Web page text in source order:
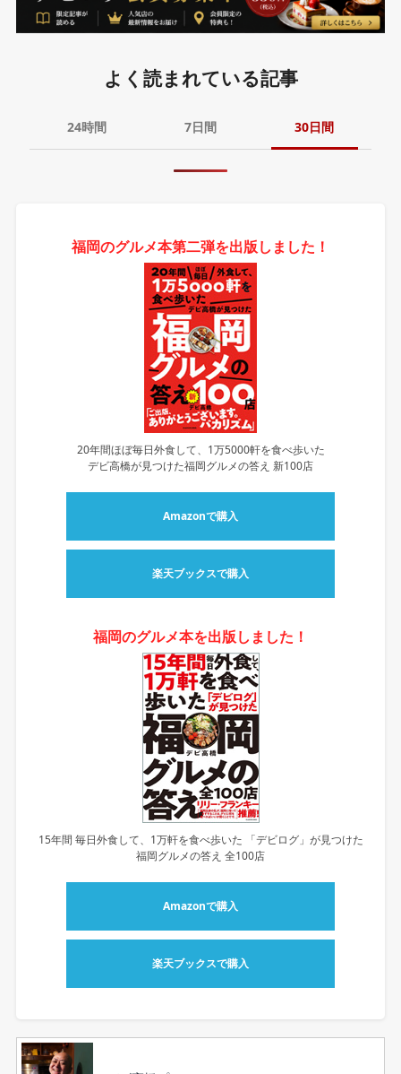
よく読まれている記事
24時間 7日間 30日間
福岡のグルメ本第二弾を出版しました！
20年間ほぼ毎日外食して、1万5000軒を食べ歩いた
デビ高橋が見つけた福岡グルメの答え 新100店
Amazonで購入
楽天ブックスで購入
福岡のグルメ本を出版しました！
15年間 毎日外食して、1万軒を食べ歩いた 「デビログ」が見つけた
福岡グルメの答え 全100店
Amazonで購入
楽天ブックスで購入